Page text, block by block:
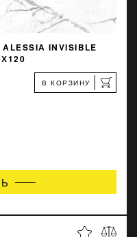
INVISIBLE
В КОРЗИНУ